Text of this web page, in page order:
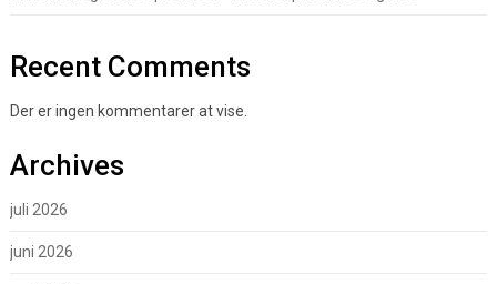
Recent Comments
Der er ingen kommentarer at vise.
Archives
juli 2026
juni 2026